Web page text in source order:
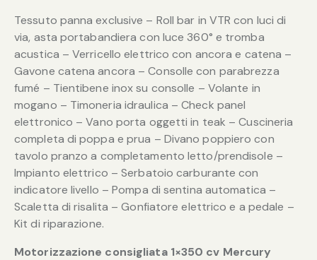
Tessuto panna exclusive – Roll bar in VTR con luci di
via, asta portabandiera con luce 360° e tromba
acustica – Verricello elettrico con ancora e catena –
Gavone catena ancora – Consolle con parabrezza
fumé – Tientibene inox su consolle – Volante in
mogano – Timoneria idraulica – Check panel
elettronico – Vano porta oggetti in teak – Cuscineria
completa di poppa e prua – Divano poppiero con
tavolo pranzo a completamento letto/prendisole –
Impianto elettrico – Serbatoio carburante con
indicatore livello – Pompa di sentina automatica –
Scaletta di risalita – Gonfiatore elettrico e a pedale –
Kit di riparazione.
Motorizzazione consigliata 1×350 cv Mercury